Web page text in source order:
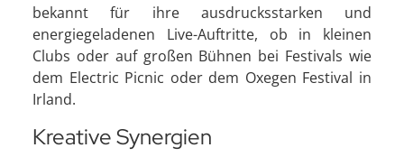
bekannt für ihre ausdrucksstarken und
energiegeladenen Live-Auftritte, ob in kleinen
Clubs oder auf großen Bühnen bei Festivals wie
dem Electric Picnic oder dem Oxegen Festival in
Irland.
Kreative Synergien